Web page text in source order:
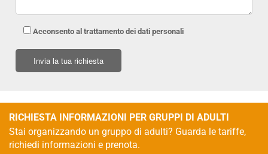
Acconsento al trattamento dei dati personali
RICHIESTA INFORMAZIONI PER GRUPPI DI ADULTI
Stai organizzando un gruppo di adulti? Guarda le tariffe,
richiedi informazioni e prenota.